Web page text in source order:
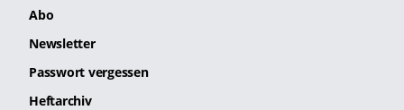
Abo
Newsletter
Passwort vergessen
Heftarchiv